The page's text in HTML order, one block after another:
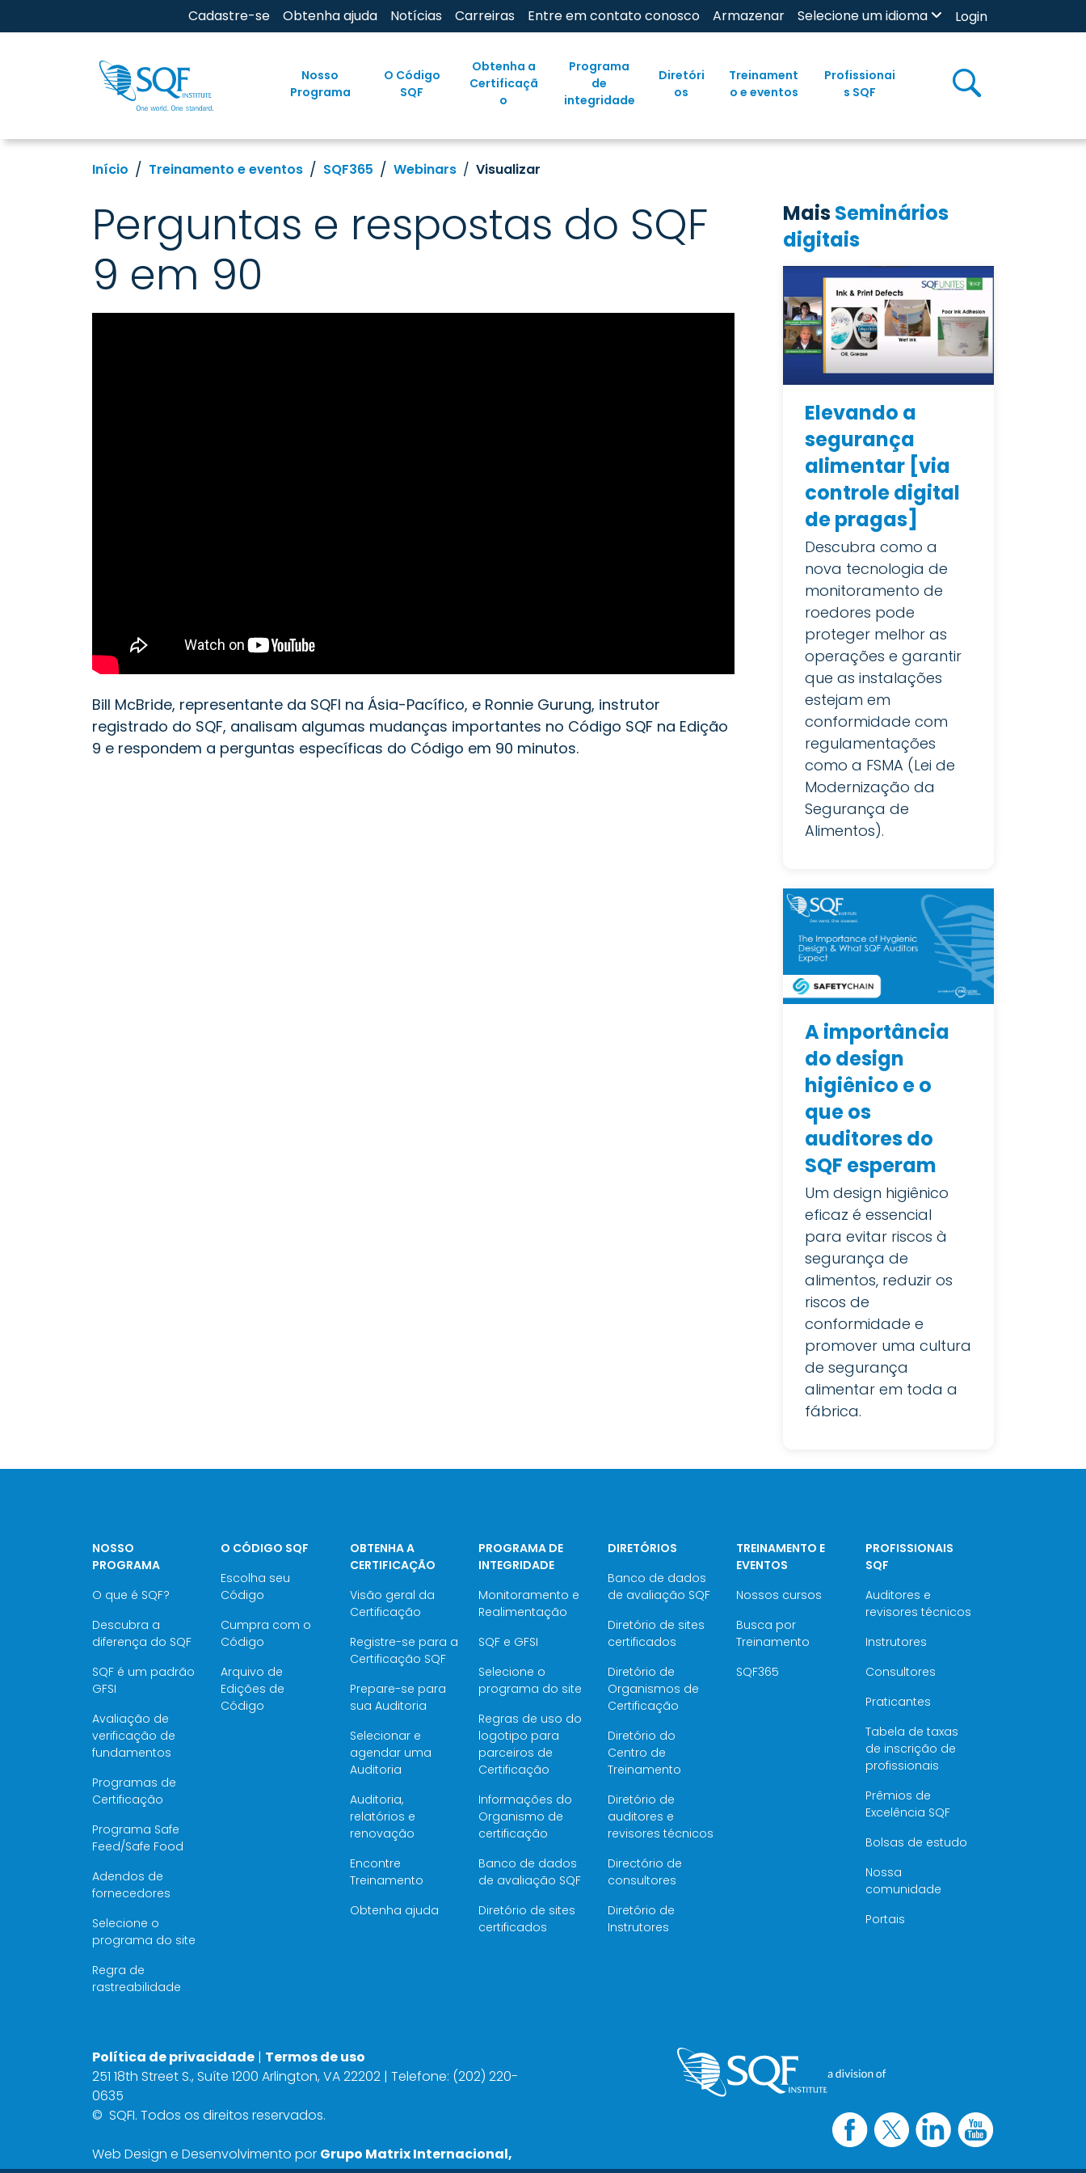
Cadastre-se Obtenha ajuda Notícias Carreiras Entre em contato conosco Armazenar Selecione um idioma Login
Nosso
Programa
O Código
SQF
Obtenha a
Certificaçã
o
Programa
de
integridade
Diretóri
os
Treinament
o e eventos
Profissionai
s SQF
Início Treinamento e eventos SQF365 Webinars Visualizar
Perguntas e respostas do SQF
9 em 90
Bill McBride, representante da SQFI na Ásia-Pacífico, e Ronnie Gurung, instrutor
registrado do SQF, analisam algumas mudanças importantes no Código SQF na Edição
9 e respondem a perguntas específicas do Código em 90 minutos.
MaisSeminários
digitais
Elevando a
segurança
alimentar [via
controle digital
de pragas]
Descubra como a
nova tecnologia de
monitoramento de
roedores pode
proteger melhor as
operações e garantir
que as instalações
estejam em
conformidade com
regulamentações
como a FSMA (Lei de
Modernização da
Segurança de
Alimentos).
A importância
do design
higiênico e o
que os
auditores do
SQF esperam
Um design higiênico
eficaz é essencial
para evitar riscos à
segurança de
alimentos, reduzir os
riscos de
conformidade e
promover uma cultura
de segurança
alimentar em toda a
fábrica.
NOSSO
PROGRAMA
O que é SQF?
Descubra a
diferença do SQF
SQF é um padrão
GFSI
Avaliação de
verificação de
fundamentos
Programas de
Certificação
Programa Safe
Feed/Safe Food
Adendos de
fornecedores
Selecione o
programa do site
Regra de
rastreabilidade
O CÓDIGO SQF
Escolha seu
Código
Cumpra com o
Código
Arquivo de
Edições de
Código
OBTENHA A
CERTIFICAÇÃO
Visão geral da
Certificação
Registre-se para a
Certificação SQF
Prepare-se para
sua Auditoria
Selecionar e
agendar uma
Auditoria
Auditoria,
relatórios e
renovação
Encontre
Treinamento
Obtenha ajuda
PROGRAMA DE
INTEGRIDADE
Monitoramento e
Realimentação
SQF e GFSI
Selecione o
programa do site
Regras de uso do
logotipo para
parceiros de
Certificação
Informações do
Organismo de
certificação
Banco de dados
de avaliação SQF
Diretório de sites
certificados
DIRETÓRIOS
Banco de dados
de avaliação SQF
Diretório de sites
certificados
Diretório de
Organismos de
Certificação
Diretório do
Centro de
Treinamento
Diretório de
auditores e
revisores técnicos
Directório de
consultores
Diretório de
Instrutores
TREINAMENTO E
EVENTOS
Nossos cursos
Busca por
Treinamento
SQF365
PROFISSIONAIS
SQF
Auditores e
revisores técnicos
Instrutores
Consultores
Praticantes
Tabela de taxas
de inscrição de
profissionais
Prêmios de
Excelência SQF
Bolsas de estudo
Nossa
comunidade
Portais
Política de privacidade | Termos de uso
251 18th Street S., Suíte 1200 Arlington, VA 22202 | Telefone: (202) 220-
0635
© SQFI. Todos os direitos reservados.
Web Design e Desenvolvimento por Grupo Matrix Internacional,